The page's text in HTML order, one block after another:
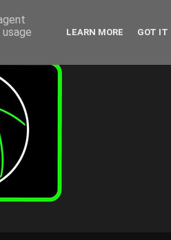
LEARN MORE GOT IT